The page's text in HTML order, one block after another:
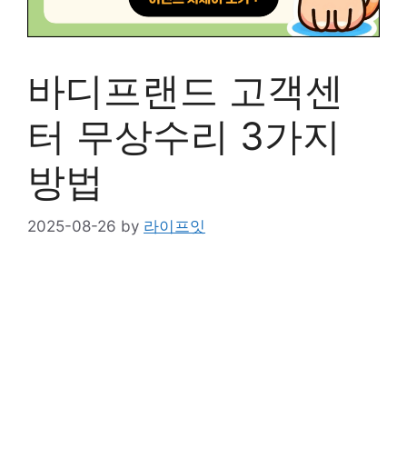
바디프랜드 고객센
터 무상수리 3가지
방법
2025-08-26 by 라이프잇